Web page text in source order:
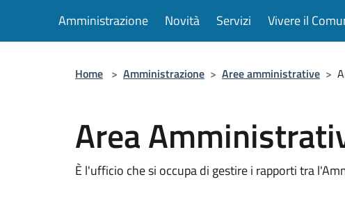
Amministrazione Novità Servizi Vivere il
Home > Amministrazione > Aree amministrative >
Area
È l'ufficio che si occupa di gestire i rapporti tra